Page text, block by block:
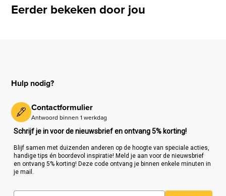
Eerder bekeken door jou
Hulp nodig?
Contactformulier
Antwoord binnen 1 werkdag
Schrijf je in voor de nieuwsbrief en ontvang 5% korting!
Blijf samen met duizenden anderen op de hoogte van speciale acties,
handige tips én boordevol inspiratie! Meld je aan voor de nieuwsbrief
en ontvang 5% korting! Deze code ontvang je binnen enkele minuten in
je mail.